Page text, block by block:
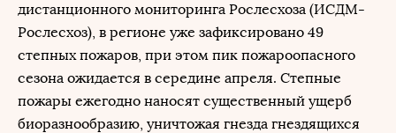
дистанционного мониторинга Рослесхоза (ИСДМ-
Рослесхоз), в регионе уже зафиксировано 49
степных пожаров, при этом пик пожароопасного
сезона ожидается в середине апреля. Степные
пожары ежегодно наносят существенный ущерб
биоразнообразию, уничтожая гнезда гнездящихся